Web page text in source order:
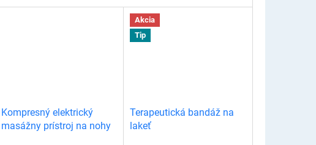
nohu nesťahuje a ponožky sa
Toto inovatívne zariadenie
vám umožní pasívne cvičiť
nohy pohodlne a...
Kompresný elektrický
masážny prístroj na nohy
Akcia
Tip
Terapeutická bandáž na
lakeť